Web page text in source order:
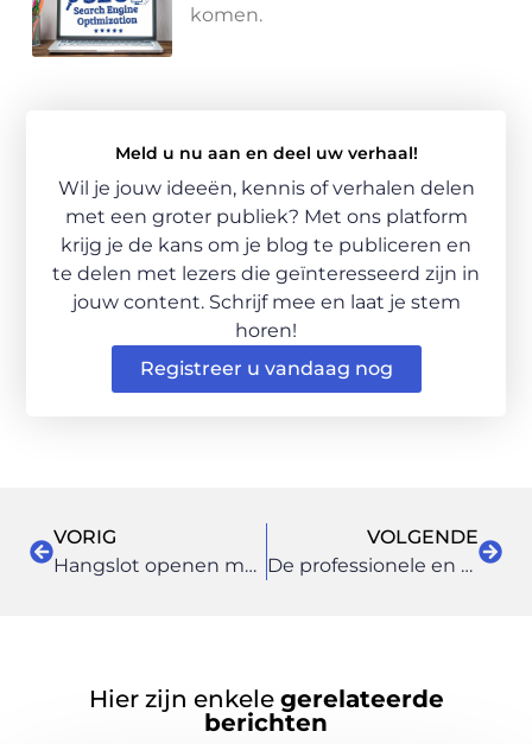
komen.
Meld u nu aan en deel uw verhaal!
Wil je jouw ideeën, kennis of verhalen delen
met een groter publiek? Met ons platform
krijg je de kans om je blog te publiceren en
te delen met lezers die geïnteresseerd zijn in
jouw content. Schrijf mee en laat je stem
horen!
Registreer u vandaag nog
VORIG
Hangslot openen met lockpicking
VOLGENDE
De professionele en gezellige Tandarts in Culemborg
Hier zijn enkele gerelateerde
berichten